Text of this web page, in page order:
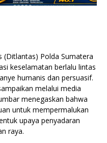
Polda Sumatera
keselamatan berlalu lintas
humanis dan persuasif.
melalui media
menegaskan bahwa
untuk mempermalukan
upaya penyadaran
raya.